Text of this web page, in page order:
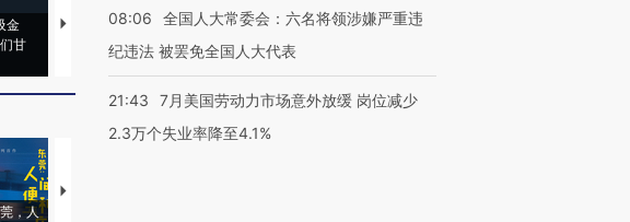
金
甘
马航飞行员跨国走私7万
粒摇头丸 尿检体内含3种
视线｜被称为“蟑螂”的印
度Z世代 用街头抗争将教
育部长拱下台
视线｜“入侵”还是“人道危
，人
【推广】走进第四届链博
08:06
全国人大常委会：六名将领涉嫌严重违
纪违法 被罢免全国人大代表
21:43
7月美国劳动力市场意外放缓 岗位减少
2.3万个失业率降至4.1%